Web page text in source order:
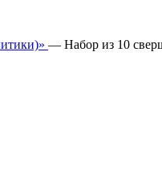
— Набор из 10